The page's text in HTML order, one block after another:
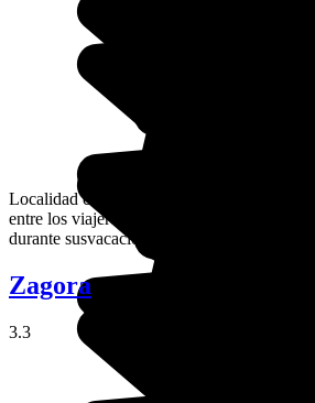
Localidad costera con encanto, Asilah es
entre los viajeros que salen a explorar el
durante susvacaciones en Marruecos.
Zagora
3.3